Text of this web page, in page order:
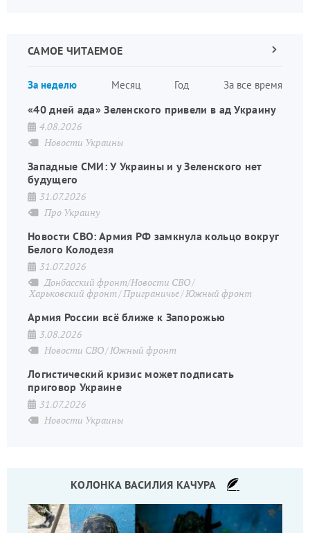
САМОЕ ЧИТАЕМОЕ
За неделю Месяц Год За все время
Следующая
«40 дней ада» Зеленского привели в ад Украину
4.08.2026
Новости Украины
Западные СМИ: У Украины и у Зеленского нет
будущего
31.07.2026
Про Украину
Новости СВО: Армия РФ замкнула кольцо вокруг
Белого Колодезя
31.07.2026
Донбасский фронт/Новости СВО
Харьковский фронт Приграничье Южный фронт
Армия России всё ближе к Запорожью
3.08.2026
Новости СВО Южный фронт
Логистический кризис может подписать
приговор Украине
31.07.2026
Новости Украины
КОЛОНКА ВАСИЛИЯ КАЧУРА